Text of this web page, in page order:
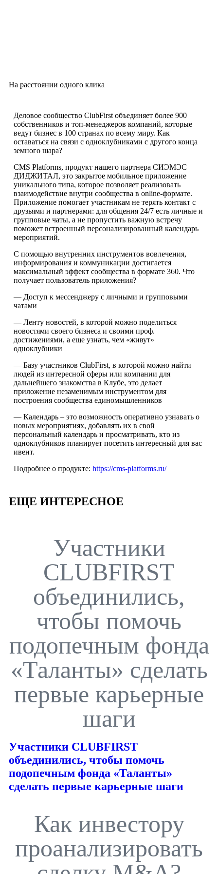
На расстоянии одного клика
Деловое сообщество ClubFirst объединяет более 900
собственников и топ-менеджеров компаний, которые
ведут бизнес в 100 странах по всему миру. Как
оставаться на связи с одноклубниками с другого конца
земного шара?
CMS Platforms, продукт нашего партнера СИЭМЭС
ДИДЖИТАЛ, это закрытое мобильное приложение
уникального типа, которое позволяет реализовать
взаимодействие внутри сообщества в online-формате.
Приложение помогает участникам не терять контакт с
друзьями и партнерами: для общения 24/7 есть личные и
групповые чаты, а не пропустить важную встречу
поможет встроенный персонализированный календарь
мероприятий.
С помощью внутренних инструментов вовлечения,
информирования и коммуникации достигается
максимальный эффект сообщества в формате 360. Что
получает пользователь приложения?
— Доступ к мессенджеру с личными и групповыми
чатами
— Ленту новостей, в которой можно поделиться
новостями своего бизнеса и своими проф.
достижениями, а еще узнать, чем «живут»
одноклубники
— Базу участников ClubFirst, в которой можно найти
людей из интересной сферы или компании для
дальнейшего знакомства в Клубе, это делает
приложение незаменимым инструментом для
построения сообщества единомышленников
— Календарь – это возможность оперативно узнавать о
новых мероприятиях, добавлять их в свой
персональный календарь и просматривать, кто из
одноклубников планирует посетить интересный для вас
ивент.
Подробнее о продукте: https://cms-platforms.ru/
ЕЩЕ ИНТЕРЕСНОЕ
Участники
CLUBFIRST
объединились,
чтобы помочь
подопечным фонда
«Таланты» сделать
первые карьерные
шаги
Участники CLUBFIRST
объединились, чтобы помочь
подопечным фонда «Таланты»
сделать первые карьерные шаги
Как инвестору
проанализировать